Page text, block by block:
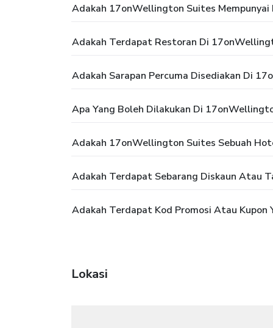
Adakah 17onWellington Suites Mempunyai
Adakah Terdapat Restoran Di
Adakah Sarapan Percuma Disediakan Di
Apa Yang Boleh Dilakukan Di
Adakah 17onWellington Suites Sebuah
Adakah Terdapat Sebarang Diskaun Atau
Adakah Terdapat Kod Promosi Atau
Lokasi